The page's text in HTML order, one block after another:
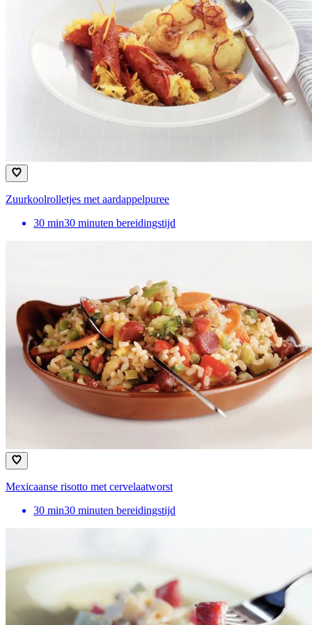
Zuurkoolrolletjes met aardappelpuree
30 min30 minuten bereidingstijd
Mexicaanse risotto met cervelaatworst
30 min30 minuten bereidingstijd